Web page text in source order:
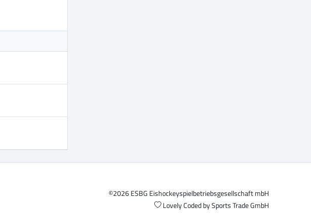
©2026 ESBG Eishockeyspielbetriebsgesellschaft mbH
Lovely Coded bySports Trade GmbH